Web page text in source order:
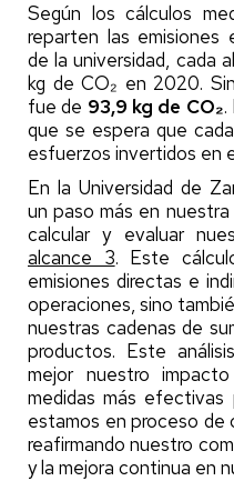
Según los cálculos
reparten las
de la universidad, cada
kg de CO₂ en 2020.
fue de 93,9 kg de CO₂
que se espera que
esfuerzos invertidos en
En la Universidad de
un paso más en
calcular y evaluar
alcance 3. Este
emisiones directas e
operaciones, sino
nuestras cadenas de
productos. Este
mejor nuestro
medidas más efectivas
estamos en proceso
reafirmando nuestro
y la mejora continua en